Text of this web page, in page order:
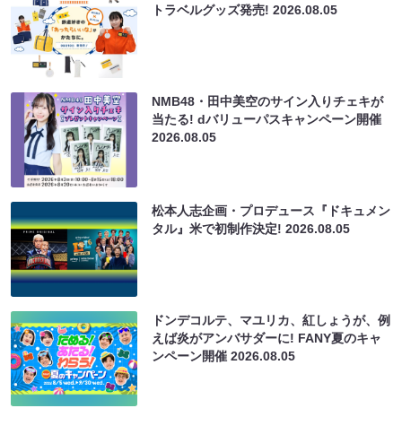
トラベルグッズ発売!2026.08.05
NMB48・田中美空のサイン入りチェキが
当たる! dバリューパスキャンペーン開催
2026.08.05
松本人志企画・プロデュース『ドキュメン
タル』米で初制作決定!2026.08.05
ドンデコルテ、マユリカ、紅しょうが、例
えば炎がアンバサダーに! FANY夏のキャ
ンペーン開催2026.08.05